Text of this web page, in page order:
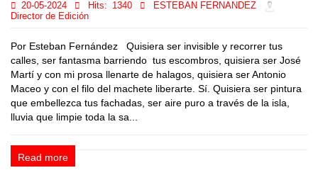
20-05-2024 Hits: 1340
ESTEBAN FERNANDEZ
Director de Edición
Por Esteban Fernández Quisiera ser invisible y recorrer tus
calles, ser fantasma barriendo tus escombros, quisiera ser José
Martí y con mi prosa llenarte de halagos, quisiera ser Antonio
Maceo y con el filo del machete liberarte. Sí. Quisiera ser pintura
que embellezca tus fachadas, ser aire puro a través de la isla,
lluvia que limpie toda la sa...
Read more